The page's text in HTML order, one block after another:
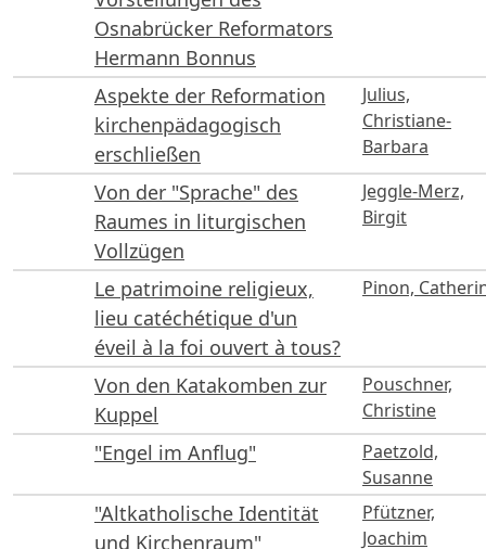
Osnabrücker Reformators
Hermann Bonnus
Aspekte der Reformation
kirchenpädagogisch
erschließen
Julius,
Christiane-
Barbara
Von der "Sprache" des
Raumes in liturgischen
Vollzügen
Jeggle-Merz,
Birgit
Le patrimoine religieux,
lieu catéchétique d'un
éveil à la foi ouvert à tous?
Pinon,
Von den Katakomben zur
Kuppel
Pouschner,
Christine
"Engel im Anflug"
Paetzold,
Susanne
"Altkatholische Identität
und Kirchenraum"
Pfützner,
Joachim